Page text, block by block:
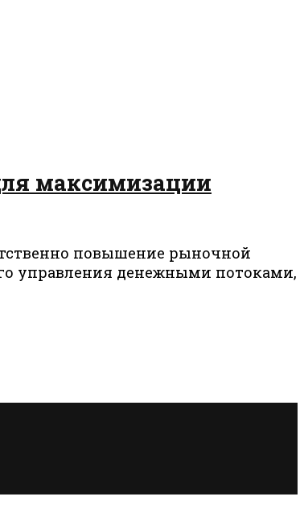
максимизации
повышение рыночной
управления денежными потоками,